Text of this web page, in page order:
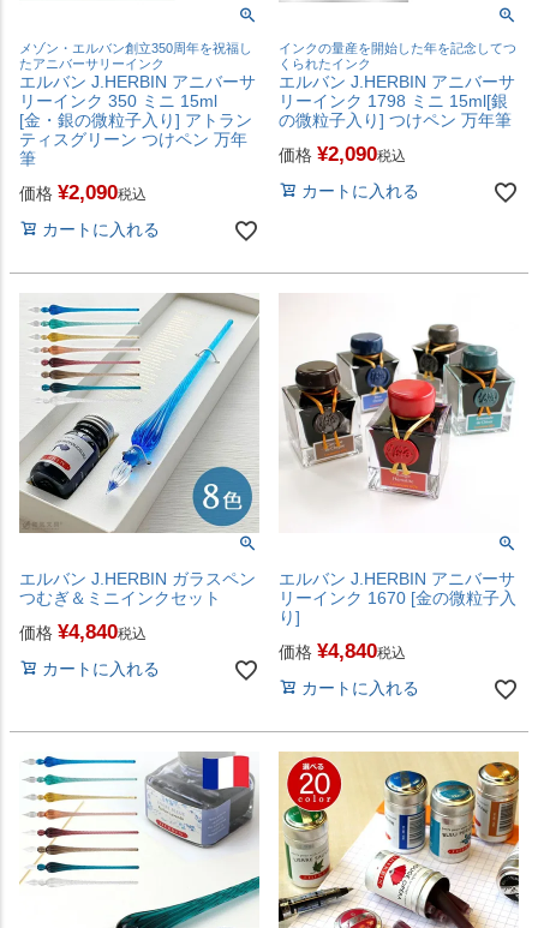
メゾン・エルバン創立350周年を祝福し
たアニバーサリーインク
エルバン J.HERBIN アニバーサ
リーインク 350 ミニ 15ml
[金・銀の微粒子入り] アトラン
ティスグリーン つけペン 万年
筆
価格 ¥2,090税込
カートに入れる
インクの量産を開始した年を記念してつ
くられたインク
エルバン J.HERBIN アニバーサ
リーインク 1798 ミニ 15ml[銀
の微粒子入り] つけペン 万年筆
価格 ¥2,090税込
カートに入れる
エルバン J.HERBIN ガラスペン
つむぎ＆ミニインクセット
価格 ¥4,840税込
カートに入れる
エルバン J.HERBIN アニバーサ
リーインク 1670 [金の微粒子入
り]
価格 ¥4,840税込
カートに入れる